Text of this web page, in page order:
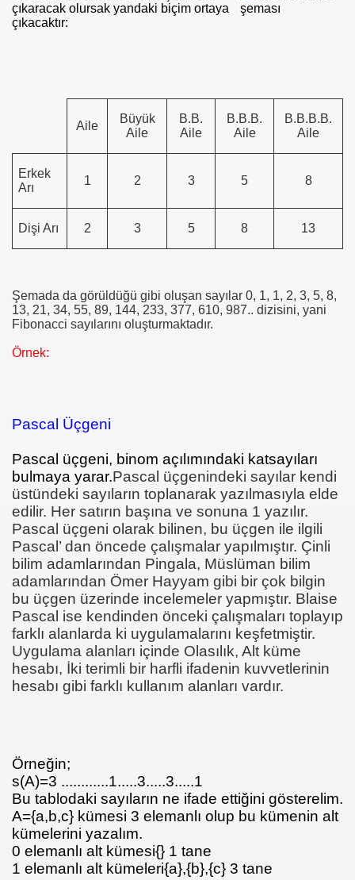
çıkaracak olursak yandaki biçim ortaya
çıkacaktır:
Aile
Büyük
Aile
B.B.
Aile
B.B.B.
Aile
B.B.B.B.
Aile
Erkek
Arı
1 2 3 5 8
Dişi Arı 2 3 5 8 13
Şemada da görüldüğü gibi oluşan sayılar 0, 1, 1, 2, 3, 5, 8,
13, 21, 34, 55, 89, 144, 233, 377, 610, 987.. dizisini, yani
Fibonacci sayılarını oluşturmaktadır.
Örnek:
Pascal Üçgeni
Pascal üçgeni, binom açılımındaki katsayıları
bulmaya yarar.Pascal üçgenindeki sayılar kendi
üstündeki sayıların toplanarak yazılmasıyla elde
edilir. Her satırın başına ve sonuna 1 yazılır.
Pascal üçgeni olarak bilinen, bu üçgen ile ilgili
Pascal’ dan öncede çalışmalar yapılmıştır. Çinli
bilim adamlarından Pingala, Müslüman bilim
adamlarından Ömer Hayyam gibi bir çok bilgin
bu üçgen üzerinde incelemeler yapmıştır. Blaise
Pascal ise kendinden önceki çalışmaları toplayıp
farklı alanlarda ki uygulamalarını keşfetmiştir.
Uygulama alanları içinde Olasılık, Alt küme
hesabı, İki terimli bir harfli ifadenin kuvvetlerinin
hesabı gibi farklı kullanım alanları vardır.
Örneğin;
s(A)=3 ............1.....3.....3.....1
Bu tablodaki sayıların ne ifade ettiğini gösterelim.
A={a,b,c} kümesi 3 elemanlı olup bu kümenin alt
kümelerini yazalım.
0 elemanlı alt kümesi{} 1 tane
1 elemanlı alt kümeleri{a},{b},{c} 3 tane